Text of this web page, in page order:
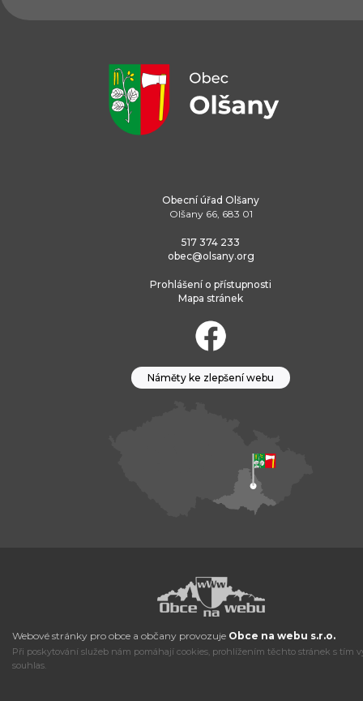
Obecní úřad Olšany
Olšany 66, 683 01
517 374 233
obec@olsany.org
Prohlášení o přístupnosti
Mapa stránek
Náměty ke zlepšení webu
Webové stránky pro obce a občany provozuje Obce na webu s.r.o.
Při poskytování služeb nám pomáhají cookies, prohlížením těchto stránek s tím
souhlas.